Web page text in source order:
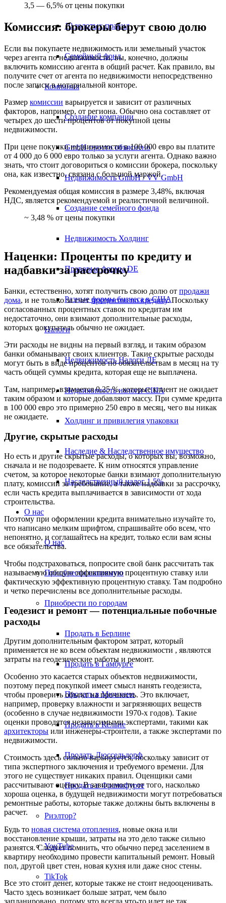
10 золотых правил
Семейный фонд
Компания
Создание компании
GmbH просто объяснено
Недвижимость GmbH / VV GmbH
Создание семейного фонда
Недвижимость Холдинг
Правовые формы DE
Разные формы бизнеса в США
Налоги
Недвижимость Налоги ДЕ
Недвижимость налоги США
Холдинг и привилегия упаковки
Наследие & Наследственное имущество
Наследственный налог 1,5%
О нас
О нас
Приобрести напрямую
Приобрести по городам
Продать в Берлине
Продать в Гамбурге
Продать в Мюнхене
Продать в Кельне
Продать Дюссельдорф
Продать в Франкфурте
Риэлтор?
YouTube
TikTok
3,5 — 6,5% от цены покупки
Комиссия: брокеры берут свою долю
Если вы покупаете недвижимость или земельный участок
через агента по недвижимости, вы, конечно, должны
включить комиссию агента в общий расчет. Как правило, вы
получите счет от агента по недвижимости непосредственно
после записи в нотариальной конторе.
Размер комиссии варьируется и зависит от различных
факторов, например, от региона. Обычно она составляет от
четырех до шести процентов от покупной цены
недвижимости.
При цене покупки недвижимости в 100 000 евро вы платите
от 4 000 до 6 000 евро только за услуги агента. Однако важно
знать, что стоит договориться о комиссии брокера, поскольку
она, как известно, связана с большой маржой.
Рекомендуемая общая комиссия в размере 3,48%, включая
НДС, является рекомендуемой и реалистичной величиной.
~ 3,48 % от цены покупки
Наценки: Проценты по кредиту и
надбавки за рассрочку
Банки, естественно, хотят получить свою долю от продажи
дома, и не только за счетпроцентов по кредиту. Поскольку
согласованных процентных ставок по кредитам им
недостаточно, они взимают дополнительные расходы,
которых покупатель обычно не ожидает.
Эти расходы не видны на первый взгляд, и таким образом
банки обманывают своих клиентов. Такие скрытые расходы
могут быть в виде процентов по обязательствам в месяц на ту
часть общей суммы кредита, которая еще не выплачена.
Там, например, взимается 0,25 %, которые клиент не ожидает
таким образом и которые добавляют массу. При сумме кредита
в 100 000 евро это примерно 250 евро в месяц, чего вы никак
не ожидаете.
Другие, скрытые расходы
Но есть и другие скрытые расходы, о которых вы, возможно,
сначала и не подозреваете. К ним относятся управление
счетом, за которое некоторые банки взимают дополнительную
плату, комиссии за требование, а также надбавки за рассрочку,
если часть кредита выплачивается в зависимости от хода
строительства.
Поэтому при оформлении кредита внимательно изучайте то,
что написано мелким шрифтом, спрашивайте обо всем, что
непонятно, и соглашайтесь на кредит, только если вам ясны
все обязательства.
Чтобы подстраховаться, попросите свой банк рассчитать так
называемую общую эффективную процентную ставку или
фактическую эффективную процентную ставку. Там подробно
и четко перечислены все дополнительные расходы.
Геодезист и ремонт — потенциальные побочные
расходы
Другим дополнительным фактором затрат, который
применяется не ко всем объектам недвижимости , являются
затраты на геодезические работы и ремонт.
Особенно это касается старых объектов недвижимости,
поэтому перед покупкой имеет смысл нанять геодезиста,
чтобы проверить объект на прочность. Это включает,
например, проверку влажности и загрязняющих веществ
(особенно в случае недвижимости 1970-х годов). Такие
оценки проводятся независимыми экспертами, такими как
архитекторы или инженеры-строители, а также экспертами по
недвижимости.
Стоимость здесь сильно варьируется, поскольку зависит от
типа экспертного заключения и требуемого времени. Для
этого не существует никаких правил. Оценщики сами
рассчитывают оценку. В зависимости от того, насколько
хороша оценка, в будущей недвижимости могут потребоваться
ремонтные работы, которые также должны быть включены в
расчет.
Будь то новая система отопления, новые окна или
восстановление крыши, затраты на это дело также сильно
разнятся. Следует помнить, что обычно перед заселением в
квартиру необходимо провести капитальный ремонт. Новый
пол, другой цвет стен, новая кухня или даже снос стены.
Все это стоит денег, которые также не стоит недооценивать.
Часто здесь возникает больше затрат, чем было